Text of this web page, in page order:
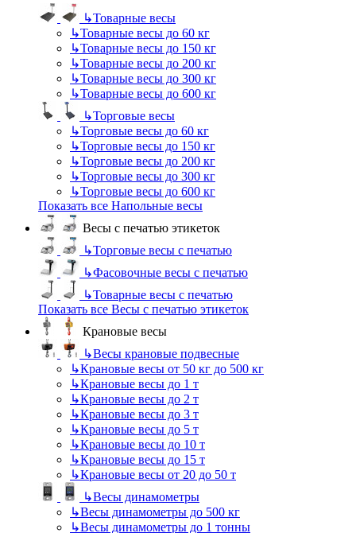
↳Товарные весы
↳Товарные весы до 60 кг
↳Товарные весы до 150 кг
↳Товарные весы до 200 кг
↳Товарные весы до 300 кг
↳Товарные весы до 600 кг
↳Торговые весы
↳Торговые весы до 60 кг
↳Торговые весы до 150 кг
↳Торговые весы до 200 кг
↳Торговые весы до 300 кг
↳Торговые весы до 600 кг
Показать все Напольные весы
Весы с печатью этикеток
↳Торговые весы с печатью
↳Фасовочные весы с печатью
↳Товарные весы с печатью
Показать все Весы с печатью этикеток
Крановые весы
↳Весы крановые подвесные
↳Крановые весы от 50 кг до 500 кг
↳Крановые весы до 1 т
↳Крановые весы до 2 т
↳Крановые весы до 3 т
↳Крановые весы до 5 т
↳Крановые весы до 10 т
↳Крановые весы до 15 т
↳Крановые весы от 20 до 50 т
↳Весы динамометры
↳Весы динамометры до 500 кг
↳Весы динамометры до 1 тонны